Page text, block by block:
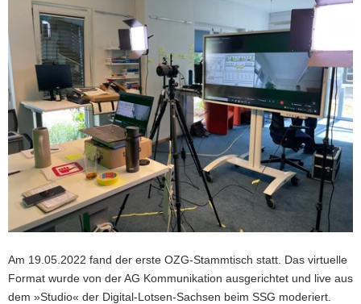
Am 19.05.2022 fand der erste OZG-Stammtisch statt. Das virtuelle
Format wurde von der AG Kommunikation ausgerichtet und live aus
dem »Studio« der Digital-Lotsen-Sachsen beim SSG moderiert.